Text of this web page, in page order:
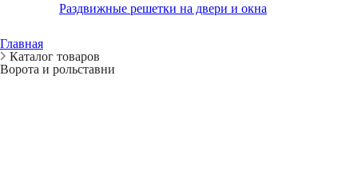
Раздвижные решетки на двери и окна
Главная
Каталог товаров
Ворота и рольставни